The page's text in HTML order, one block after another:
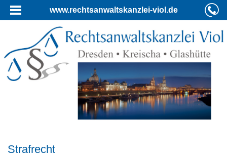
www.rechtsanwaltskanzlei-viol.de
Strafrecht